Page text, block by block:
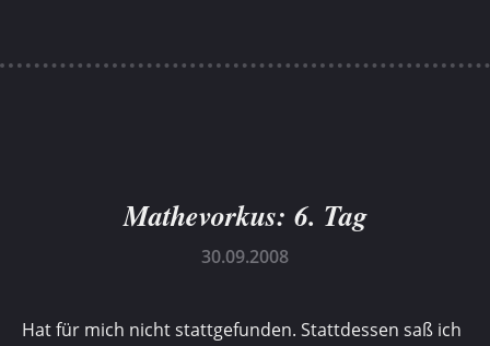
Mathevorkus: 6. Tag
30.09.2008
Hat für mich nicht stattgefunden. Stattdessen saß ich